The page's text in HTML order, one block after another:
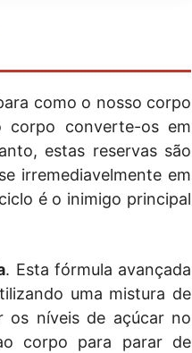
como o nosso corpo
corpo converte-os em
estas reservas são
irremediavelmente em
é o inimigo principal
. Esta fórmula avançada
uma mistura de
os níveis de açúcar no
corpo para parar de